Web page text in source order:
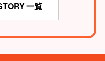
一覧